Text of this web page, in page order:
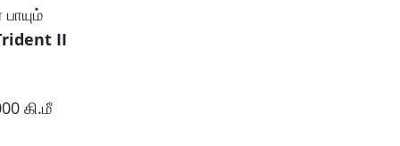
II
கி.மீ